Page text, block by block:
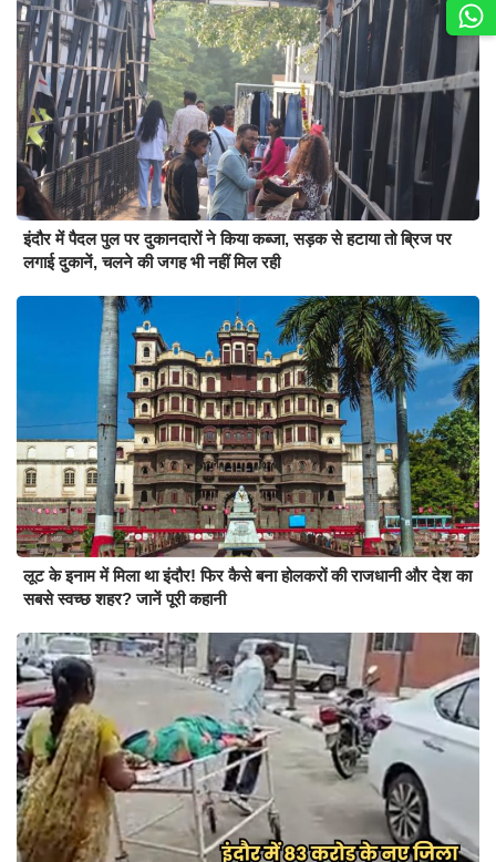
इंदौर में पैदल पुल पर दुकानदारों ने किया कब्जा, सड़क से हटाया तो ब्रिज पर
लगाई दुकानें, चलने की जगह भी नहीं मिल रही
लूट के इनाम में मिला था इंदौर! फिर कैसे बना होलकरों की राजधानी और देश का
सबसे स्वच्छ शहर? जानें पूरी कहानी